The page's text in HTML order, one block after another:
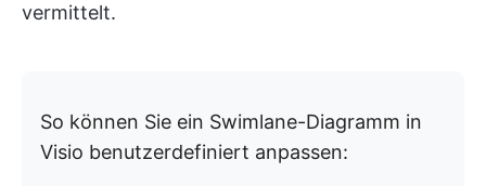
vermittelt.
So können Sie ein Swimlane-Diagramm in
Visio benutzerdefiniert anpassen: